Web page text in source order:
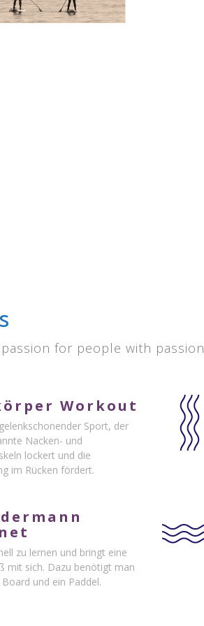
for people with passion
Workout
Sport, der
Nacken- und
lockert und die
im Rücken fördert.
zu lernen und bringt eine
mit sich. Dazu benötigt man
und ein Paddel.